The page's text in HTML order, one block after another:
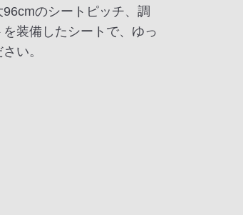
のシートピッチ、調
装備したシートで、ゆっ
い。